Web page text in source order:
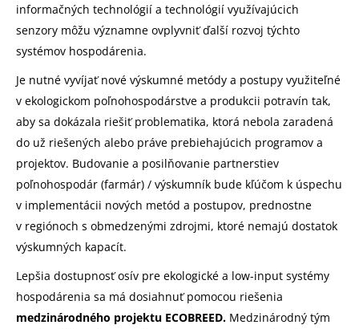
informačných technológií a technológií využívajúcich
senzory môžu významne ovplyvniť ďalší rozvoj týchto
systémov hospodárenia.
Je nutné vyvíjať nové výskumné metódy a postupy využiteľné
v ekologickom poľnohospodárstve a produkcii potravín tak,
aby sa dokázala riešiť problematika, ktorá nebola zaradená
do už riešených alebo práve prebiehajúcich programov a
projektov. Budovanie a posilňovanie partnerstiev
poľnohospodár (farmár) / výskumník bude kľúčom k úspechu
v implementácii nových metód a postupov, prednostne
v regiónoch s obmedzenými zdrojmi, ktoré nemajú dostatok
výskumných kapacít.
Lepšia dostupnosť osív pre ekologické a low-input systémy
hospodárenia sa má dosiahnuť pomocou riešenia
medzinárodného projektu ECOBREED. Medzinárodný tým